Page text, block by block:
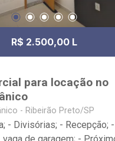
R$ 2.500,00 L
para locação no
- Ribeirão Preto/SP
- Divisórias; - Recepção;